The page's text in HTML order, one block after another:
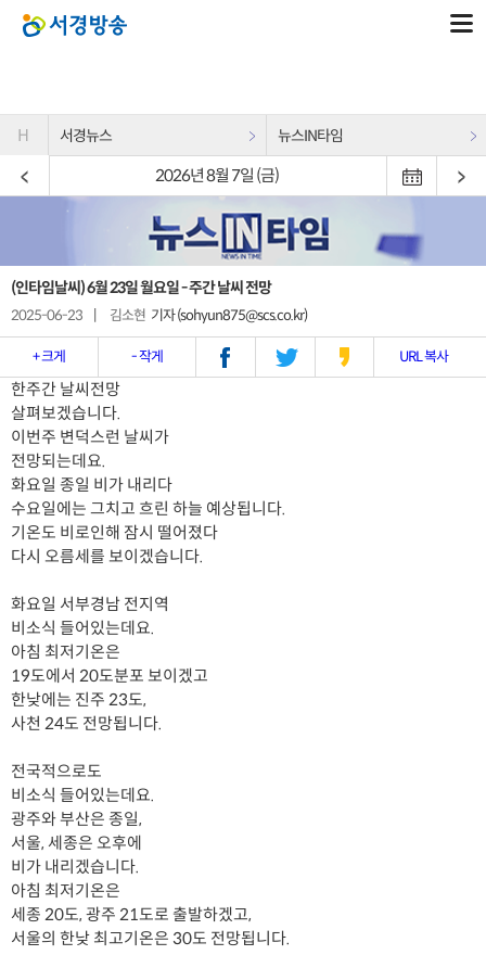
H 서경뉴스 뉴스IN타임
2026년 8월 7일 (금)
(인타임날씨) 6월 23일 월요일 - 주간 날씨 전망
2025-06-23 김소현 기자 (sohyun875@scs.co.kr)
+ 크게 - 작게 URL 복사
한주간 날씨전망
살펴보겠습니다.
이번주 변덕스런 날씨가
전망되는데요.
화요일 종일 비가 내리다
수요일에는 그치고 흐린 하늘 예상됩니다.
기온도 비로인해 잠시 떨어졌다
다시 오름세를 보이겠습니다.
화요일 서부경남 전지역
비소식 들어있는데요.
아침 최저기온은
19도에서 20도분포 보이겠고
한낮에는 진주 23도,
사천 24도 전망됩니다.
전국적으로도
비소식 들어있는데요.
광주와 부산은 종일,
서울, 세종은 오후에
비가 내리겠습니다.
아침 최저기온은
세종 20도, 광주 21도로 출발하겠고,
서울의 한낮 최고기온은 30도 전망됩니다.